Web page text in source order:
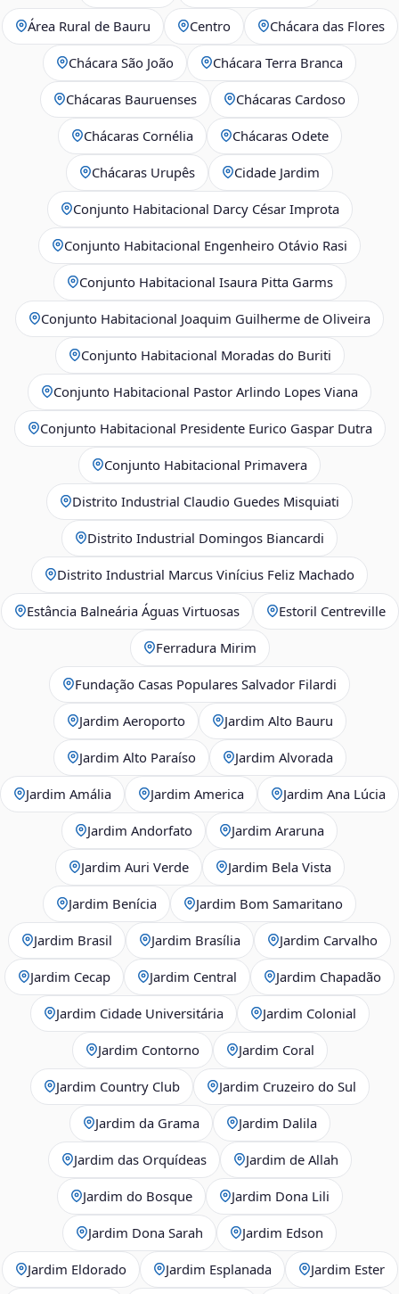
Área Rural de Bauru Centro Chácara das Flores
Chácara São João Chácara Terra Branca
Chácaras Bauruenses Chácaras Cardoso
Chácaras Cornélia Chácaras Odete
Chácaras Urupês Cidade Jardim
Conjunto Habitacional Darcy César Improta
Conjunto Habitacional Engenheiro Otávio Rasi
Conjunto Habitacional Isaura Pitta Garms
Conjunto Habitacional Joaquim Guilherme de Oliveira
Conjunto Habitacional Moradas do Buriti
Conjunto Habitacional Pastor Arlindo Lopes Viana
Conjunto Habitacional Presidente Eurico Gaspar Dutra
Conjunto Habitacional Primavera
Distrito Industrial Claudio Guedes Misquiati
Distrito Industrial Domingos Biancardi
Distrito Industrial Marcus Vinícius Feliz Machado
Estância Balneária Águas Virtuosas Estoril Centreville
Ferradura Mirim
Fundação Casas Populares Salvador Filardi
Jardim Aeroporto Jardim Alto Bauru
Jardim Alto Paraíso Jardim Alvorada
Jardim Amália Jardim America Jardim Ana Lúcia
Jardim Andorfato Jardim Araruna
Jardim Auri Verde Jardim Bela Vista
Jardim Benícia Jardim Bom Samaritano
Jardim Brasil Jardim Brasília Jardim Carvalho
Jardim Cecap Jardim Central Jardim Chapadão
Jardim Cidade Universitária Jardim Colonial
Jardim Contorno Jardim Coral
Jardim Country Club Jardim Cruzeiro do Sul
Jardim da Grama Jardim Dalila
Jardim das Orquídeas Jardim de Allah
Jardim do Bosque Jardim Dona Lili
Jardim Dona Sarah Jardim Edson
Jardim Eldorado Jardim Esplanada Jardim Ester